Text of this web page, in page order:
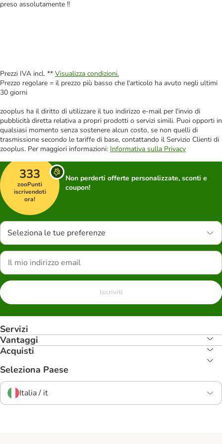
preso assolutamente !!
Prezzi IVA incl. ** Visualizza condizioni.
Prezzo regolare = il prezzo più basso che l'articolo ha avuto negli ultimi
30 giorni
zooplus ha il diritto di utilizzare il tuo indirizzo e-mail per l'invio di
pubblicità diretta relativa a propri prodotti o servizi simili. Puoi opporti in
qualsiasi momento senza sostenere alcun costo, se non quelli di
trasmissione secondo le tariffe di base, contattando il Servizio Clienti di
zooplus. Per maggiori informazioni: Informativa sulla Privacy
333
zooPunti
iscrivendoti
ora!
Non perderti offerte personalizzate, sconti e
coupon!
Seleziona le tue preferenze
Iscriviti
Servizi
Vantaggi
Acquisti
Seleziona Paese
Italia / it